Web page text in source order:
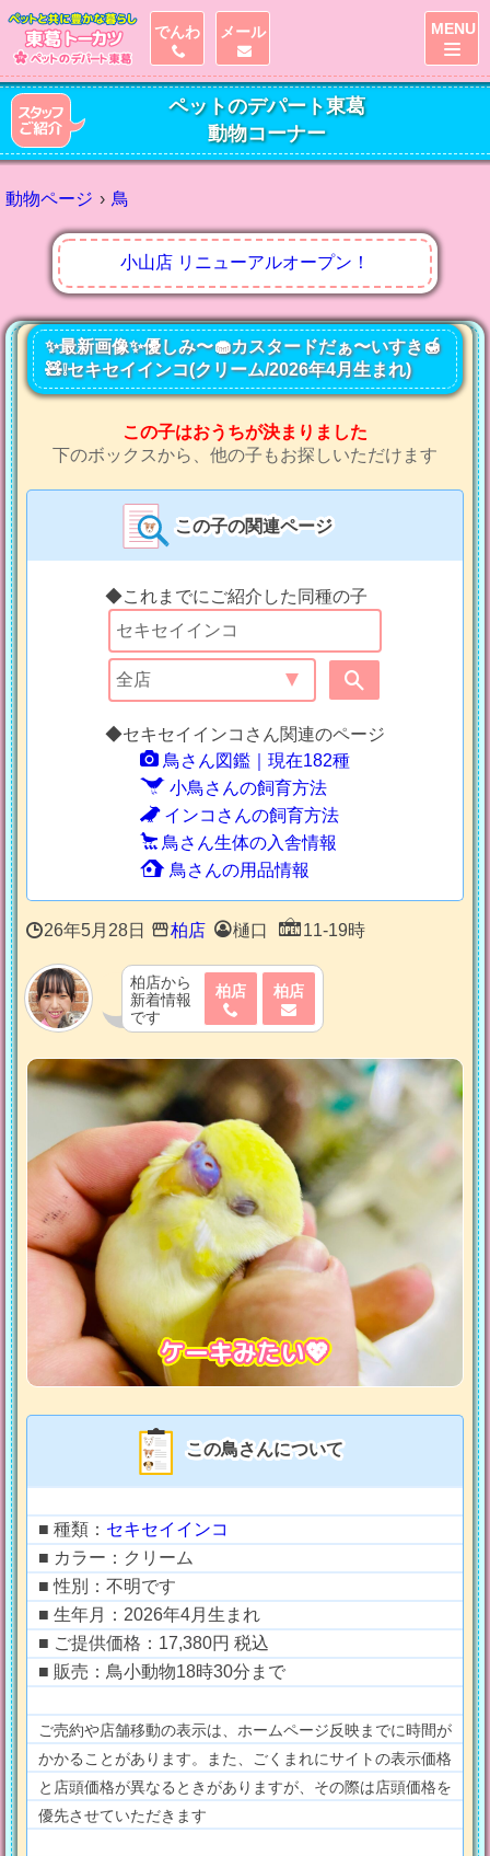
ペットのデパート東葛
動物コーナー
動物ページ 鳥
小山店 リニューアルオープン！
✨最新画像✨優しみ〜🧁カスタードだぁ〜いすき🍯
🧸❕セキセイインコ(クリーム/2026年4月生まれ)
この子はおうちが決まりました
下のボックスから、他の子もお探しいただけます
この子の関連ページ
◆これまでにご紹介した同種の子
◆セキセイインコさん関連のページ
鳥さん図鑑｜現在182種
小鳥さんの飼育方法
インコさんの飼育方法
鳥さん生体の入舎情報
鳥さんの用品情報
26年5月28日 柏店 樋口 11-19時
柏店から
新着情報
です
柏店 柏店
ケーキみたい💖
この鳥さんについて
■ 種類： セキセイインコ
■ カラー：クリーム
■ 性別：不明です
■ 生年月：2026年4月生まれ
■ ご提供価格：17,380円 税込
■ 販売：鳥小動物18時30分まで
ご売約や店舗移動の表示は、ホームページ反映までに時間が
かかることがあります。また、ごくまれにサイトの表示価格
と店頭価格が異なるときがありますが、その際は店頭価格を
優先させていただきます
でんわ メール MENU